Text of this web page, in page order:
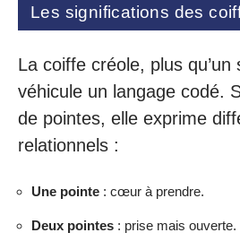
Les significations des
La coiffe créole, plus qu’un
véhicule un langage codé.
de pointes, elle exprime
relationnels :
Une pointe : cœur à prendre.
Deux pointes : prise mais ouverte.